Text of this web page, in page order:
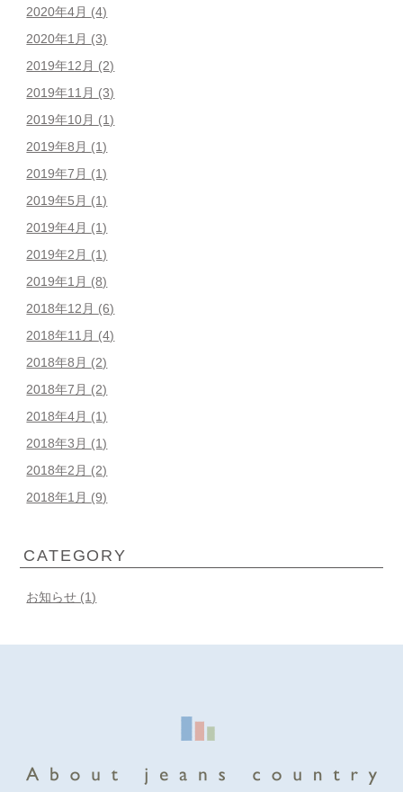
2020年4月 (4)
2020年1月 (3)
2019年12月 (2)
2019年11月 (3)
2019年10月 (1)
2019年8月 (1)
2019年7月 (1)
2019年5月 (1)
2019年4月 (1)
2019年2月 (1)
2019年1月 (8)
2018年12月 (6)
2018年11月 (4)
2018年8月 (2)
2018年7月 (2)
2018年4月 (1)
2018年3月 (1)
2018年2月 (2)
2018年1月 (9)
CATEGORY
お知らせ (1)